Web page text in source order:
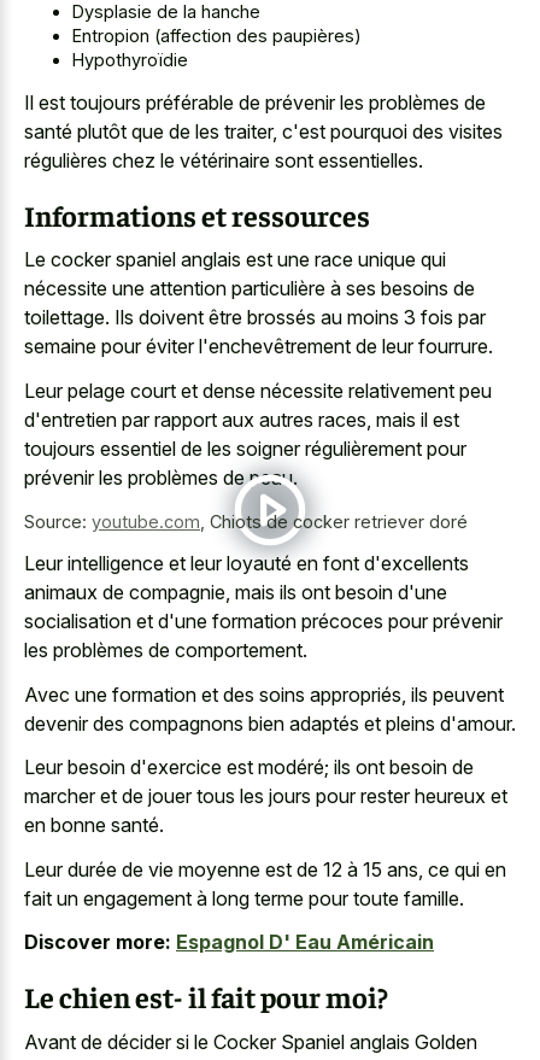
Dysplasie de la hanche
Entropion (affection des paupières)
Hypothyroïdie
Il est toujours préférable de prévenir les problèmes de
santé plutôt que de les traiter, c'est pourquoi des visites
régulières chez le vétérinaire sont essentielles.
Informations et ressources
Le cocker spaniel anglais est une race unique qui
nécessite une attention particulière à ses besoins de
toilettage. Ils doivent être brossés au moins 3 fois par
semaine pour éviter l'enchevêtrement de leur fourrure.
Leur pelage court et dense nécessite relativement peu
d'entretien par rapport aux autres races, mais il est
toujours essentiel de les soigner régulièrement pour
prévenir les problèmes de peau.
Source: youtube.com Chiots de cocker retriever doré
Leur intelligence et leur loyauté en font d'excellents
animaux de compagnie, mais ils ont besoin d'une
socialisation et d'une formation précoces pour prévenir
les problèmes de comportement.
Avec une formation et des soins appropriés, ils peuvent
devenir des compagnons bien adaptés et pleins d'amour.
Leur besoin d'exercice est modéré; ils ont besoin de
marcher et de jouer tous les jours pour rester heureux et
en bonne santé.
Leur durée de vie moyenne est de 12 à 15 ans, ce qui en
fait un engagement à long terme pour toute famille.
Discover more: Espagnol D' Eau Américain
Le chien est- il fait pour moi?
Avant de décider si le Cocker Spaniel anglais Golden